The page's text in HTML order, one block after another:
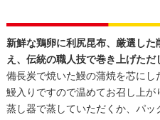
新鮮な鶏卵に利尻昆布、厳選し
え、伝統の職人技で巻き上げただ
備長炭で焼いた鰻の蒲焼を芯にし
鰻入りですので温めてお召し上が
蒸し器で蒸していただくか、パッ